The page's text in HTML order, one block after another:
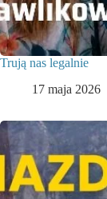
Trują nas legalnie
17 maja 2026